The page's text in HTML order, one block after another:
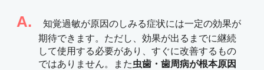
A.
知覚過敏が原因のしみる症状には一定の効果が
期待できます。ただし、効果が出るまでに継続
して使用する必要があり、すぐに改善するもの
ではありません。また虫歯・歯周病が根本原因